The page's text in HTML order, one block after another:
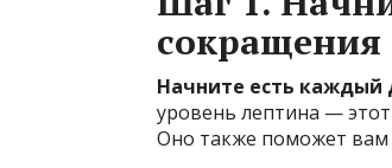
сокращения
Начните есть каждый
уровень лептина — этот
Оно также поможет вам